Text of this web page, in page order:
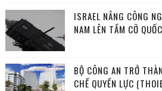
ISRAEL NÂNG CÔNG
NAM LÊN TẦM CỠ
BỘ CÔNG AN TRỞ
CHẾ QUYỀN LỰC